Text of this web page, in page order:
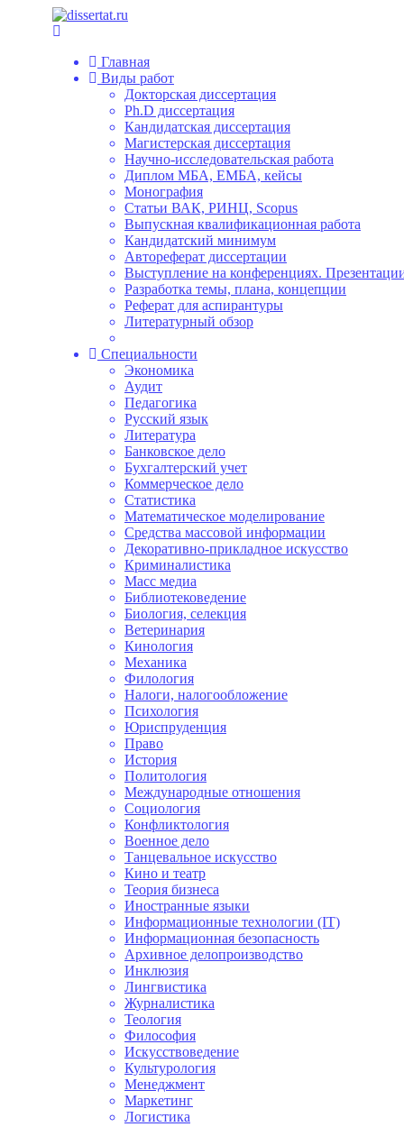
Главная
Виды работ
Докторская диссертация
Ph.D диссертация
Кандидатская диссертация
Магистерская диссертация
Научно-исследовательская работа
Диплом МБА, ЕМБА, кейсы
Монография
Статьи ВАК, РИНЦ, Scopus
Выпускная квалификационная работа
Кандидатский минимум
Автореферат диссертации
Выступление на конференциях.
Разработка темы, плана, концепции
Реферат для аспирантуры
Литературный обзор
Специальности
Экономика
Аудит
Педагогика
Русский язык
Литература
Банковское дело
Бухгалтерский учет
Коммерческое дело
Статистика
Математическое моделирование
Средства массовой информации
Декоративно-прикладное искусство
Криминалистика
Масс медиа
Библиотековедение
Биология, селекция
Ветеринария
Кинология
Механика
Филология
Налоги, налогообложение
Психология
Юриспруденция
Право
История
Политология
Международные отношения
Социология
Конфликтология
Военное дело
Танцевальное искусство
Кино и театр
Теория бизнеса
Иностранные языки
Информационные технологии (IT)
Информационная безопасность
Архивное делопроизводство
Инклюзия
Лингвистика
Журналистика
Теология
Философия
Искусствоведение
Культурология
Менеджмент
Маркетинг
Логистика